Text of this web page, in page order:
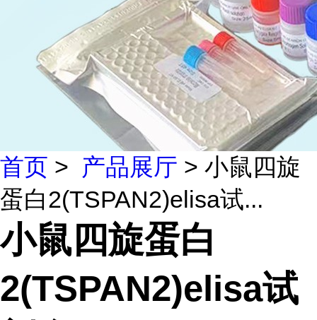
首页 > 产品展厅 > 小鼠四旋
蛋白2(TSPAN2)elisa试...
小鼠四旋蛋白
2(TSPAN2)elisa试